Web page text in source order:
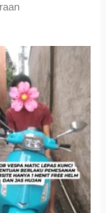
Kendaraan